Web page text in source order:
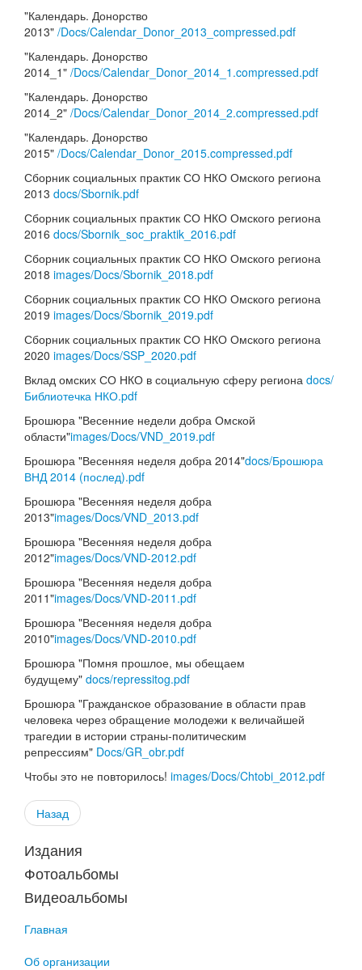
"Календарь. Донорство
2013" /Docs/Calendar_Donor_2013_compressed.pdf
"Календарь. Донорство
2014_1" /Docs/Calendar_Donor_2014_1.compressed.pdf
"Календарь. Донорство
2014_2" /Docs/Calendar_Donor_2014_2.compressed.pdf
"Календарь. Донорство
2015" /Docs/Calendar_Donor_2015.compressed.pdf
Сборник социальных практик СО НКО Омского региона
2013 docs/Sbornik.pdf
Сборник социальных практик СО НКО Омского региона
2016 docs/Sbornik_soc_praktik_2016.pdf
Сборник социальных практик СО НКО Омского региона
2018 images/Docs/Sbornik_2018.pdf
Сборник социальных практик СО НКО Омского региона
2019 images/Docs/Sbornik_2019.pdf
Сборник социальных практик СО НКО Омского региона
2020 images/Docs/SSP_2020.pdf
Вклад омских СО НКО в социальную сферу региона docs/
Библиотечка НКО.pdf
Брошюра "Весенние недели добра Омской
области"images/Docs/VND_2019.pdf
Брошюра "Весенняя неделя добра 2014"docs/Брошюра
ВНД 2014 (послед).pdf
Брошюра "Весенняя неделя добра
2013"images/Docs/VND_2013.pdf
Брошюра "Весенняя неделя добра
2012"images/Docs/VND-2012.pdf
Брошюра "Весенняя неделя добра
2011"images/Docs/VND-2011.pdf
Брошюра "Весенняя неделя добра
2010"images/Docs/VND-2010.pdf
Брошюра "Помня прошлое, мы обещаем
будущему" docs/repressitog.pdf
Брошюра "Гражданское образование в области прав
человека через обращение молодежи к величайшей
трагедии в истории страны-политическим
репрессиям" Docs/GR_obr.pdf
Чтобы это не повторилось! images/Docs/Chtobi_2012.pdf
Назад
Издания
Фотоальбомы
Видеоальбомы
Главная
Об организации